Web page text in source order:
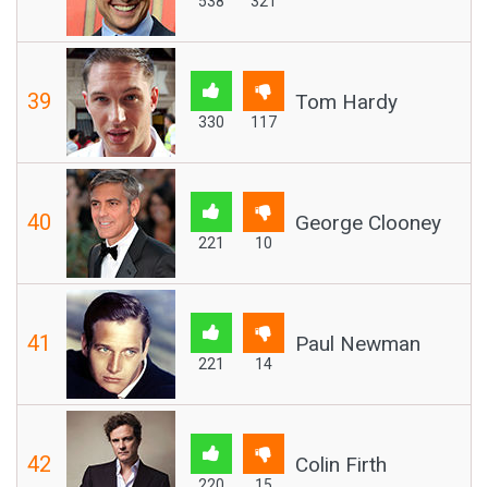
39
330 117
Tom Hardy
40
221 10
George Clooney
41
221 14
Paul Newman
42 Colin Firth